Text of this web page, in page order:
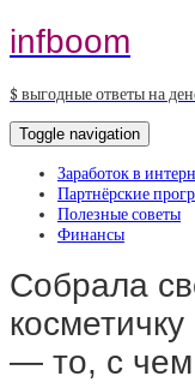
infboom
$ выгодные ответы на
Toggle navigation
Заработок в
Партнёрские
Полезные советы
Финансы
Собрала
— то, с